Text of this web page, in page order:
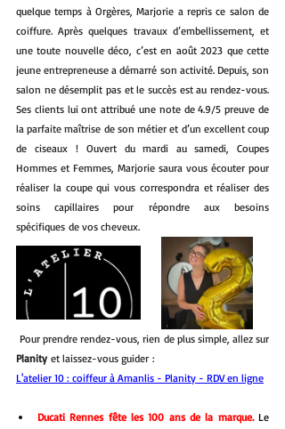
quelque temps à Orgères, Marjorie a repris ce salon de
coiffure. Après quelques travaux d’embellissement, et
une toute nouvelle déco, c’est en août 2023 que cette
jeune entrepreneuse a démarré son activité. Depuis, son
salon ne désemplit pas et le succès est au rendez-vous.
Ses clients lui ont attribué une note de 4.9/5 preuve de
la parfaite maîtrise de son métier et d’un excellent coup
de ciseaux ! Ouvert du mardi au samedi, Coupes
Hommes et Femmes, Marjorie saura vous écouter pour
réaliser la coupe qui vous correspondra et réaliser des
soins capillaires pour répondre aux besoins
spécifiques de vos cheveux.
Planity et laissez-vous guider :
L'atelier 10 : coiffeur à Amanlis - Planity - RDV en ligne
Ducati Rennes fête les 100 ans de la marque. Le